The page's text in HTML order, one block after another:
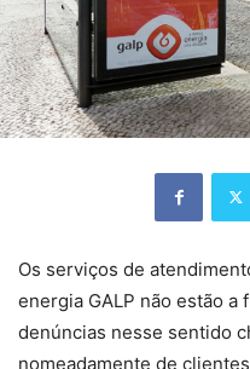
Os serviços de
energia GALP não estão a
denúncias nesse sentido
nomeadamente de